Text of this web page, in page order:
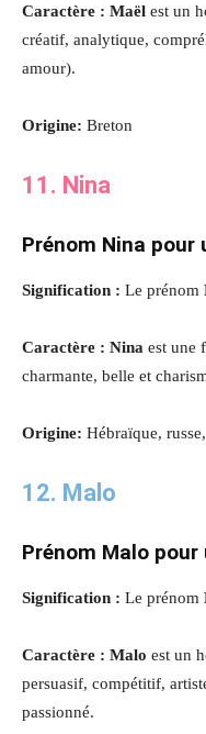
Caractère : Maël est un
créatif, analytique,
amour).
Origine: Breton
11. Nina
Prénom Nina pour
Signification : Le prénom
Caractère : Nina est une
charmante, belle et
Origine: Hébraïque,
12. Malo
Prénom Malo pour
Signification : Le prénom
Caractère : Malo est un
persuasif, compétitif,
passionné.